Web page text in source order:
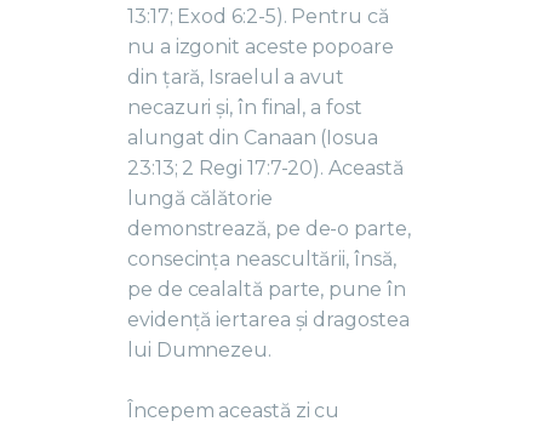
13:17; Exod 6:2-5). Pentru că
nu a izgonit aceste popoare
din țară, Israelul a avut
necazuri și, în final, a fost
alungat din Canaan (Iosua
23:13; 2 Regi 17:7-20). Această
lungă călătorie
demonstrează, pe de-o parte,
consecința neascultării, însă,
pe de cealaltă parte, pune în
evidență iertarea și dragostea
lui Dumnezeu.
Începem această zi cu